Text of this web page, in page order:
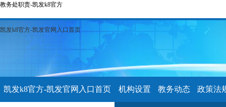
教务处职责-凯发k8官方
凯发k8官方-凯发官网入口首页
凯发k8官方-凯发官网入口首页 机构设置 教务动态 政策法